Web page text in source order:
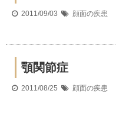
2011/09/03 顔面の疾患
顎関節症
2011/08/25 顔面の疾患